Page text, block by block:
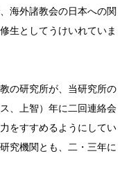
海外諸教会の日本への関
生としてうけいれていま
の研究所が、当研究所の
、上智）年に二回連絡会
をすすめるようにしてい
究機関とも、二・三年に